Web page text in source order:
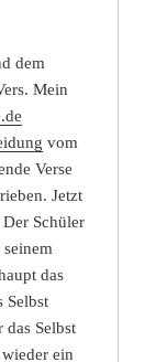
dem
Mein
vom
Verse
Jetzt
Der Schüler
das
Selbst
Selbst
ein